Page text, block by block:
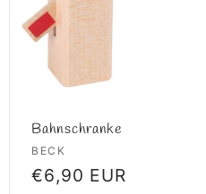
Bahnschranke
Anbieter:
BECK
Normaler
€6,90 EUR